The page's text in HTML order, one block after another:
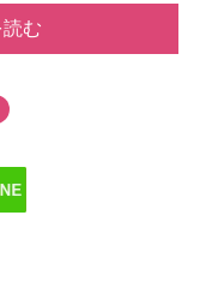
む